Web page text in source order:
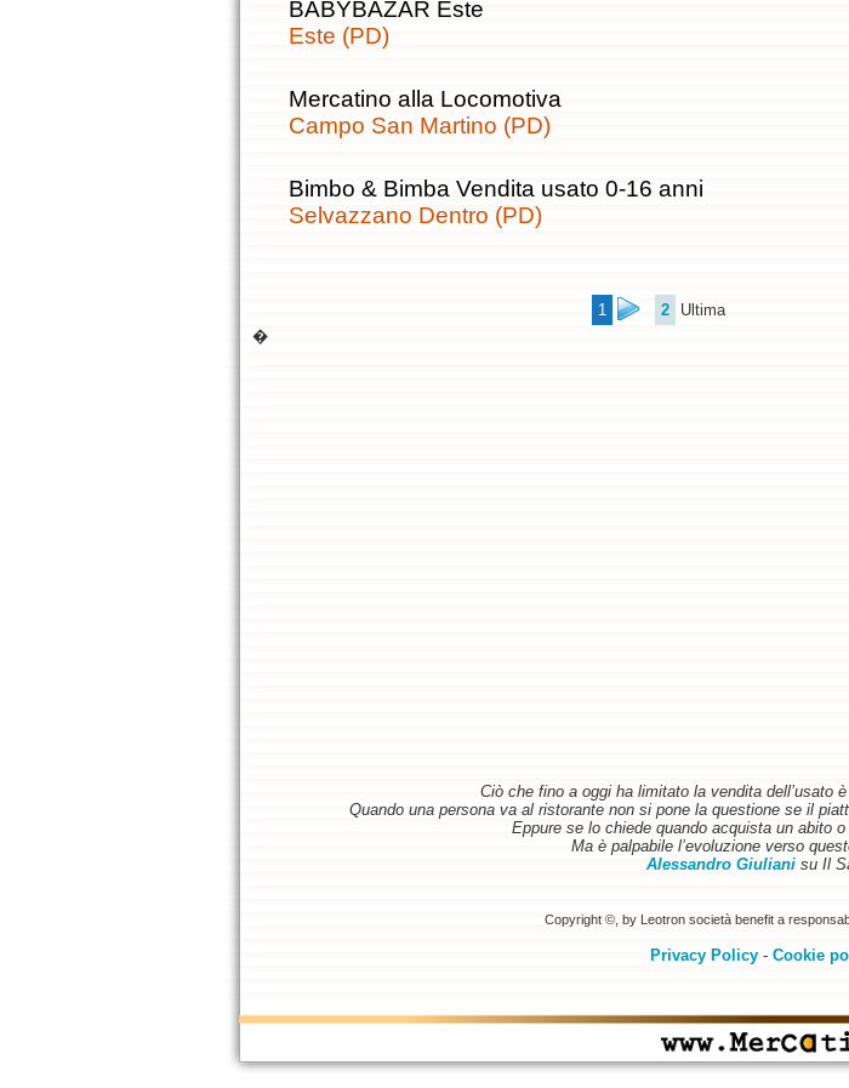
BABYBAZAR Este
Este (PD)
Mercatino alla Locomotiva
Campo San Martino (PD)
Bimbo & Bimba Vendita usato 0-16 anni
Selvazzano Dentro (PD)
1 2
Ultima
�
Ciò che fino a oggi ha limitato la vendita dell’usato
Quando una persona va al ristorante non si pone la questione se il
Eppure se lo chiede quando acquista un abito
Ma è palpabile l’evoluzione verso
Alessandro Giulianisu Il
Copyright ©, by Leotron società benefit a
Privacy Policy - Cookie